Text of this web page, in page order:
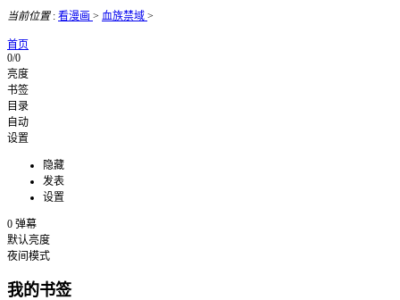
当前位置: 看漫画 > 血族禁域 >
首页
0/0
亮度
书签
目录
自动
设置
隐藏
发表
设置
0 弹幕
默认亮度
夜间模式
我的书签